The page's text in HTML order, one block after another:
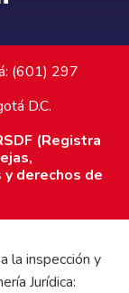
(601) 297
D.C.
(Registra
derechos de
la inspección y
Jurídica: